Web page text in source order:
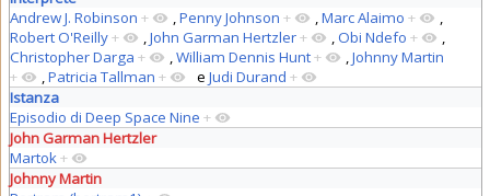
Andrew J. Robinson + ,Penny Johnson + ,Marc Alaimo +
,
Robert O'Reilly+ ,John Garman Hertzler+ ,Obi Ndefo +
,
Christopher Darga + ,William Dennis Hunt+ ,Johnny Martin
+
,Patricia Tallman + e Judi Durand +
Istanza
Episodio di Deep Space Nine +
John Garman Hertzler
Martok+
Johnny Martin